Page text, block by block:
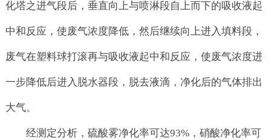
化塔之进气段后，垂直向上与喷淋段自上而下的吸收液起
中和反应，使废气浓度降低，然后继续向上进入填料段，
废气在塑料球打滚再与吸收液起中和反应，使废气浓度进
一步降低后进入脱水器段，脱去液滴，净化后的气体排出
大气。
经测定分析，硫酸雾净化率可达93%，硝酸净化率可